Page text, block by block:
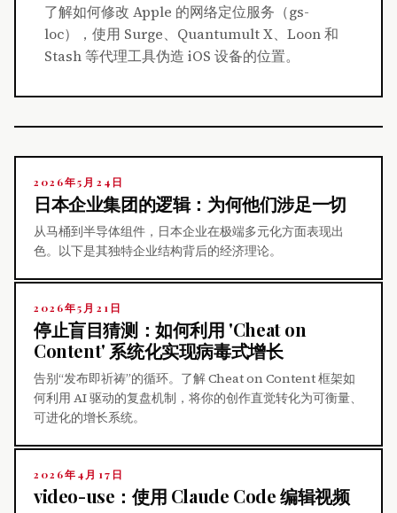
了解如何修改 Apple 的网络定位服务（gs-
loc），使用 Surge、Quantumult X、Loon 和
Stash 等代理工具伪造 iOS 设备的位置。
2026年5月24日
日本企业集团的逻辑：为何他们涉足一切
从马桶到半导体组件，日本企业在极端多元化方面表现出
色。以下是其独特企业结构背后的经济理论。
2026年5月21日
停止盲目猜测：如何利用 'Cheat on
Content' 系统化实现病毒式增长
告别“发布即祈祷”的循环。了解 Cheat on Content 框架如
何利用 AI 驱动的复盘机制，将你的创作直觉转化为可衡量、
可进化的增长系统。
2026年4月17日
video-use：使用 Claude Code 编辑视频